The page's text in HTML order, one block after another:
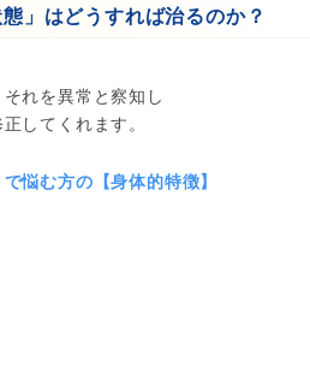
」はどうすれば治るのか？
れを異常と察知し
してくれます。
悩む方の【身体的特徴】